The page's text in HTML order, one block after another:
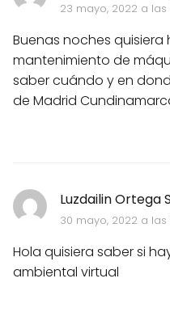
23 mayo, 2022 a las
Buenas noches
mantenimiento de
saber cuándo y en
de Madrid
Luzdailin Ortega
30 mayo, 2022 a las
Hola quisiera saber si
ambiental virtual